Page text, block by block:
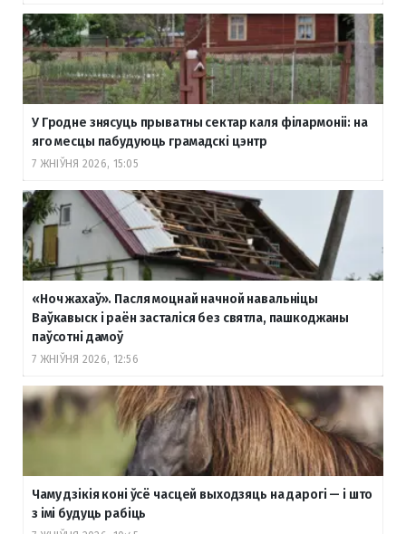
У Гродне знясуць прыватны сектар каля філармоніі: на
яго месцы пабудуюць грамадскі цэнтр
7 ЖНІЎНЯ 2026, 15:05
«Ноч жахаў». Пасля моцнай начной навальніцы
Ваўкавыск і раён засталіся без святла, пашкоджаны
паўсотні дамоў
7 ЖНІЎНЯ 2026, 12:56
Чаму дзікія коні ўсё часцей выходзяць на дарогі — і што
з імі будуць рабіць